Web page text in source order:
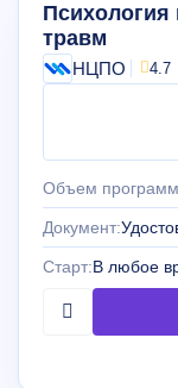
Психология
травм
НЦПО 4.7
Объем
Документ:
Старт:В любое